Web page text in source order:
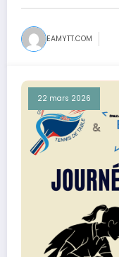
EAMYTT.COM
22 mars 2026